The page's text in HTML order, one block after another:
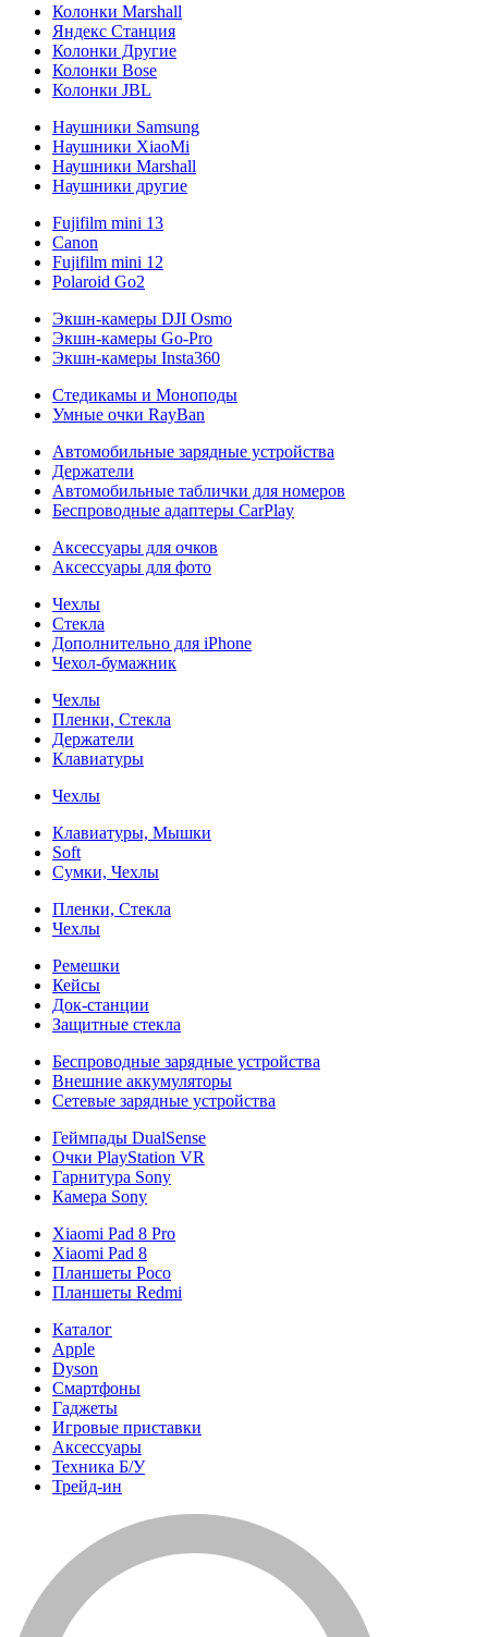
Колонки Marshall
Яндекс Станция
Колонки Другие
Колонки Bose
Колонки JBL
Наушники Samsung
Наушники XiaoMi
Наушники Marshall
Наушники другие
Fujifilm mini 13
Canon
Fujifilm mini 12
Polaroid Go2
Экшн-камеры DJI Osmo
Экшн-камеры Go-Pro
Экшн-камеры Insta360
Стедикамы и Моноподы
Умные очки RayBan
Автомобильные зарядные устройства
Держатели
Автомобильные таблички для номеров
Беспроводные адаптеры CarPlay
Аксессуары для очков
Аксессуары для фото
Чехлы
Стекла
Дополнительно для iPhone
Чехол-бумажник
Чехлы
Пленки, Стекла
Держатели
Клавиатуры
Чехлы
Клавиатуры, Мышки
Soft
Сумки, Чехлы
Пленки, Стекла
Чехлы
Ремешки
Кейсы
Док-станции
Защитные стекла
Беспроводные зарядные устройства
Внешние аккумуляторы
Сетевые зарядные устройства
Геймпады DualSense
Очки PlayStation VR
Гарнитура Sony
Камера Sony
Xiaomi Pad 8 Pro
Xiaomi Pad 8
Планшеты Poco
Планшеты Redmi
Каталог
Apple
Dyson
Смартфоны
Гаджеты
Игровые приставки
Аксессуары
Техника Б/У
Трейд-ин